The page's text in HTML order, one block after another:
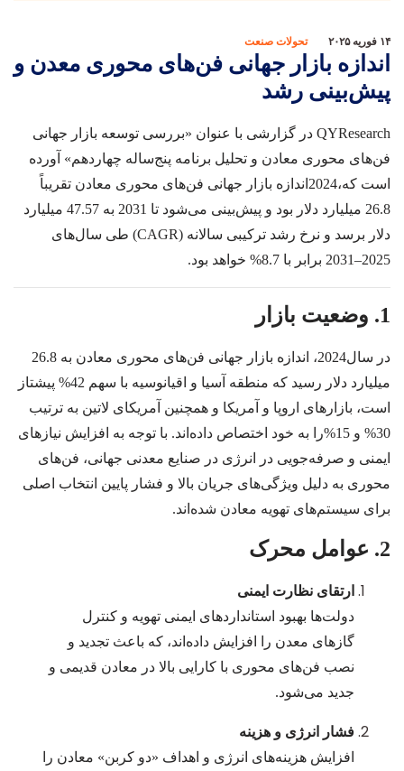
۱۴ فوریه ۲۰۲۵ تحولات صنعت
اندازه بازار جهانی فن‌های محوری معدن و
پیش‌بینی رشد
QYResearch در گزارشی با عنوان «بررسی توسعه بازار جهانی
فن‌های محوری معادن و تحلیل برنامه پنج‌ساله چهاردهم» آورده
است که،2024 اندازه بازار جهانی فن‌های محوری معادن تقریباً
26.8 میلیارد دلار بود و پیش‌بینی می‌شود تا به
میلیارد
دلار برسد و نرخ رشد ترکیبی سالانه (CAGR) طی سال‌های
2025–2031
برابر با خواهد بود.
1. وضعیت بازار
در سال2024، اندازه بازار جهانی فن‌های محوری معادن به
میلیارد دلار رسید که منطقه آسیا و اقیانوسیه با سهم
پیشتاز
است، بازارهای اروپا و آمریکا و همچنین آمریکای لاتین به ترتیب
30%
و
را به خود اختصاص داده‌اند. با توجه به افزایش نیازهای
ایمنی و صرفه‌جویی در انرژی در صنایع معدنی جهانی، فن‌های
محوری به دلیل ویژگی‌های جریان بالا و فشار پایین انتخاب اصلی
برای سیستم‌های تهویه معادن شده‌اند.
2. عوامل محرک
ارتقای نظارت ایمنی
دولت‌ها بهبود استانداردهای ایمنی تهویه و کنترل
گازهای معدن را افزایش داده‌اند، که باعث تجدید و
نصب فن‌های محوری با کارایی بالا در معادن قدیمی و
جدید می‌شود.
فشار انرژی و هزینه
افزایش هزینه‌های انرژی و اهداف «دو کربن» معادن را